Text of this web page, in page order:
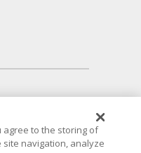
agree to the storing of
navigation, analyze